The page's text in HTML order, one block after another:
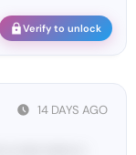
Verify to unlock
14 DAYS AGO